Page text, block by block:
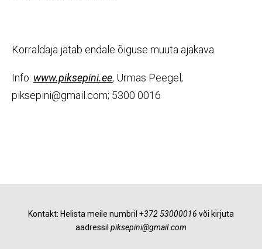
Korraldaja jätab endale õiguse muuta ajakava.
Info: www.piksepini.ee, Urmas Peegel;
piksepini@gmail.com; 5300 0016
Kontakt: Helista meile numbril +372 53000016 või kirjuta
aadressil piksepini@gmail.com